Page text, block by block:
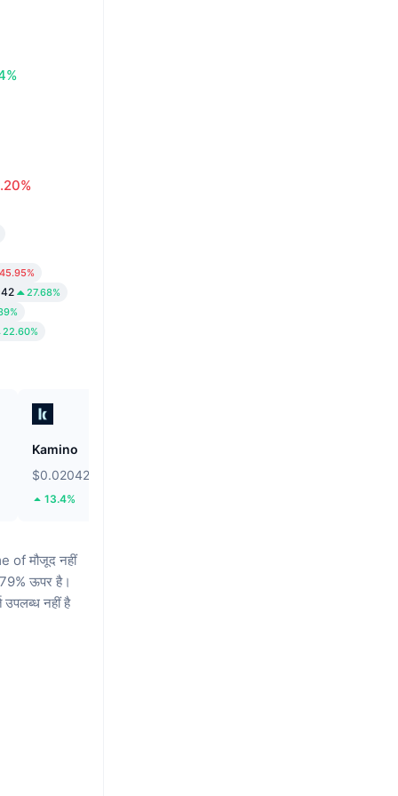
45.95%
27.68%
22.60%
Kamino
$0.02042
13.4%
मौजूद नहीं
ऊपर है।
उपलब्ध नहीं है